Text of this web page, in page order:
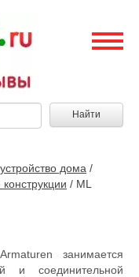
Найти
дома /
/ ML
занимается
и соединительной